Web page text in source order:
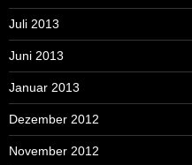
Juli 2013
Juni 2013
Januar 2013
Dezember 2012
November 2012